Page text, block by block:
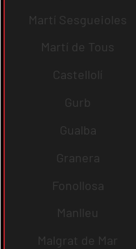
Martí Sesgueioles
Martí de Tous
Castellolí
Gurb
Gualba
Granera
Fonollosa
Manlleu
Malgrat de Mar